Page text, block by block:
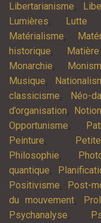
Libertarianisme,
Lumières, Lutte
Matérialisme,
historique,
Monarchie,
Musique,
classicisme, Néo-
d’organisation,
Opportunisme,
Peinture,
Philosophie,
quantique,
Positivisme, Post-
du mouvement,
Psychanalyse,